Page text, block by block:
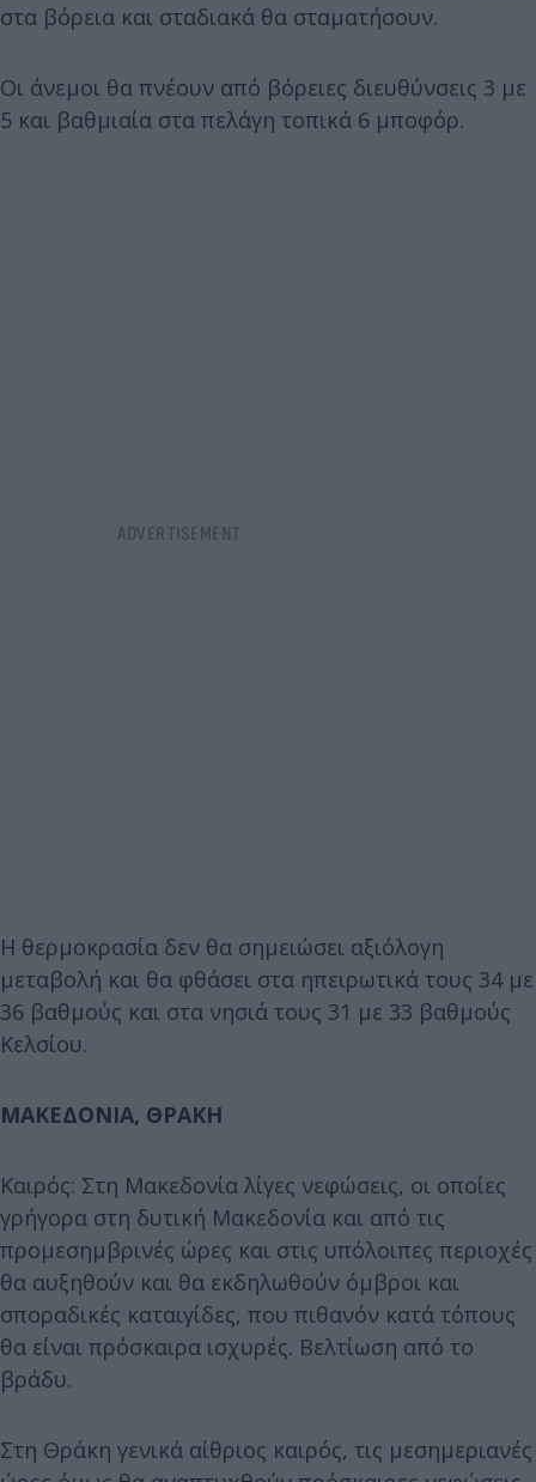
στα βόρεια και σταδιακά θα σταματήσουν.
Οι άνεμοι θα πνέουν από βόρειες διευθύνσεις 3 με
5 και βαθμιαία στα πελάγη τοπικά 6 μποφόρ.
Η θερμοκρασία δεν θα σημειώσει αξιόλογη
μεταβολή και θα φθάσει στα ηπειρωτικά τους 34 με
36 βαθμούς και στα νησιά τους 31 με 33 βαθμούς
Κελσίου.
ΜΑΚΕΔΟΝΙΑ, ΘΡΑΚΗ
Καιρός: Στη Μακεδονία λίγες νεφώσεις, οι οποίες
γρήγορα στη δυτική Μακεδονία και από τις
προμεσημβρινές ώρες και στις υπόλοιπες περιοχές
θα αυξηθούν και θα εκδηλωθούν όμβροι και
σποραδικές καταιγίδες, που πιθανόν κατά τόπους
θα είναι πρόσκαιρα ισχυρές. Βελτίωση από το
βράδυ.
Στη Θράκη γενικά αίθριος καιρός, τις μεσημεριανές